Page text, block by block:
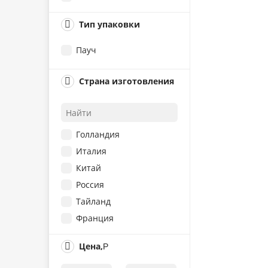
100 г
Тип упаковки
Пауч
Страна изготовления
Голландия
Италия
Китай
Россия
Тайланд
Франция
Венгрия
Цена,Р